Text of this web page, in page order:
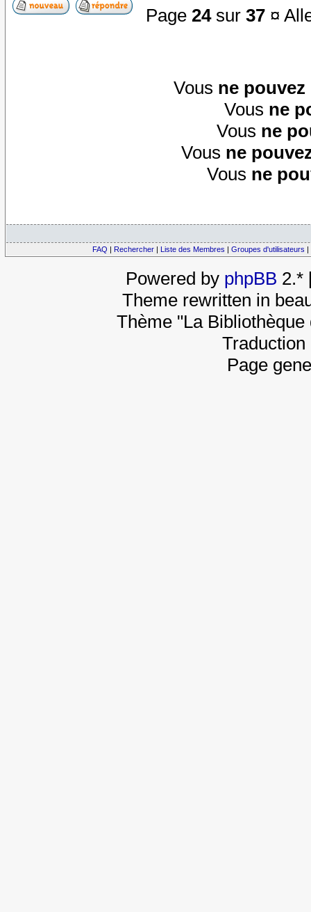
Page24sur37 ¤
Vous ne pouvez
Vous ne
Vous ne
Vous ne
Vous ne
FAQ | Rechercher | Liste des Membres | Groupes d'utilisateurs |
Powered by phpBB 2.*
Theme rewritten in
Thème "La
Page